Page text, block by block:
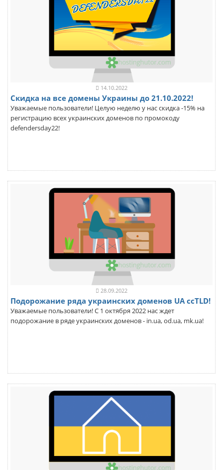
14.10.2022
Скидка на все домены Украины до 21.10.2022!
Уважаемые пользователи! Целую неделю у нас скидка -15% на
регистрацию всех украинских доменов по промокоду
defendersday22!
28.09.2022
Подорожание ряда украинских доменов UA ccTLD!
Уважаемые пользователи! С 1 октября 2022 нас ждет
подорожание в ряде украинских доменов - in.ua, od.ua, mk.ua!